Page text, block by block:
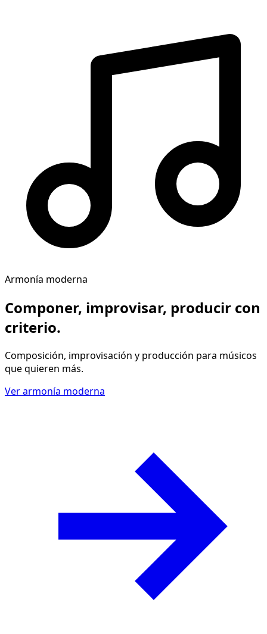
Armonía moderna
Componer, improvisar, producir con
criterio.
Composición, improvisación y producción para músicos
que quieren más.
Ver armonía moderna